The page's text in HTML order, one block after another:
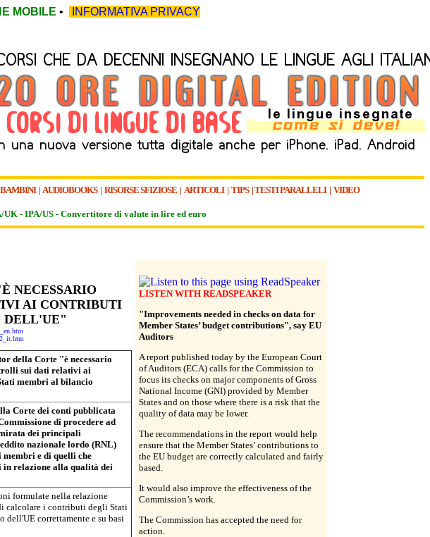
MOBILE • INFORMATIVA PRIVACY
BAMBINI| AUDIOBOOKS| RISORSE SFIZIOSE | ARTICOLI| TIPS|TESTI PARALLELI| VIDEO
UK- IPA/US - Convertitore di valute in lire ed euro
NECESSARIO
AI CONTRIBUTI
DELL'UE"
della Corte "è necessario
sui dati relativi ai
membri al bilancio
Corte dei conti pubblicata
di procedere ad
dei principali
nazionale lordo (RNL)
e di quelli che
in relazione alla qualità dei
formulate nella relazione
calcolare i contributi degli Stati
dell'UE correttamente e su basi
LISTEN WITH READSPEAKER
"Improvements needed in checks on data for
Member States’ budget contributions", say EU
Auditors
A report published today by the European Court
of Auditors (ECA) calls for the Commission to
focus its checks on major components of Gross
National Income (GNI) provided by Member
States and on those where there is a risk that the
quality of data may be lower.
The recommendations in the report would help
ensure that the Member States’ contributions to
the EU budget are correctly calculated and fairly
based.
It would also improve the effectiveness of the
Commission’s work.
The Commission has accepted the need for
action.